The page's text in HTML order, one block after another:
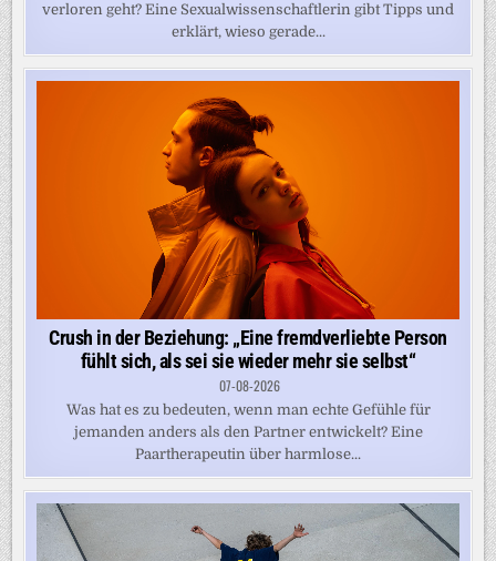
verloren geht? Eine Sexualwissenschaftlerin gibt Tipps und
erklärt, wieso gerade...
Crush in der Beziehung: „Eine fremdverliebte Person
fühlt sich, als sei sie wieder mehr sie selbst“
07-08-2026
Was hat es zu bedeuten, wenn man echte Gefühle für
jemanden anders als den Partner entwickelt? Eine
Paartherapeutin über harmlose...